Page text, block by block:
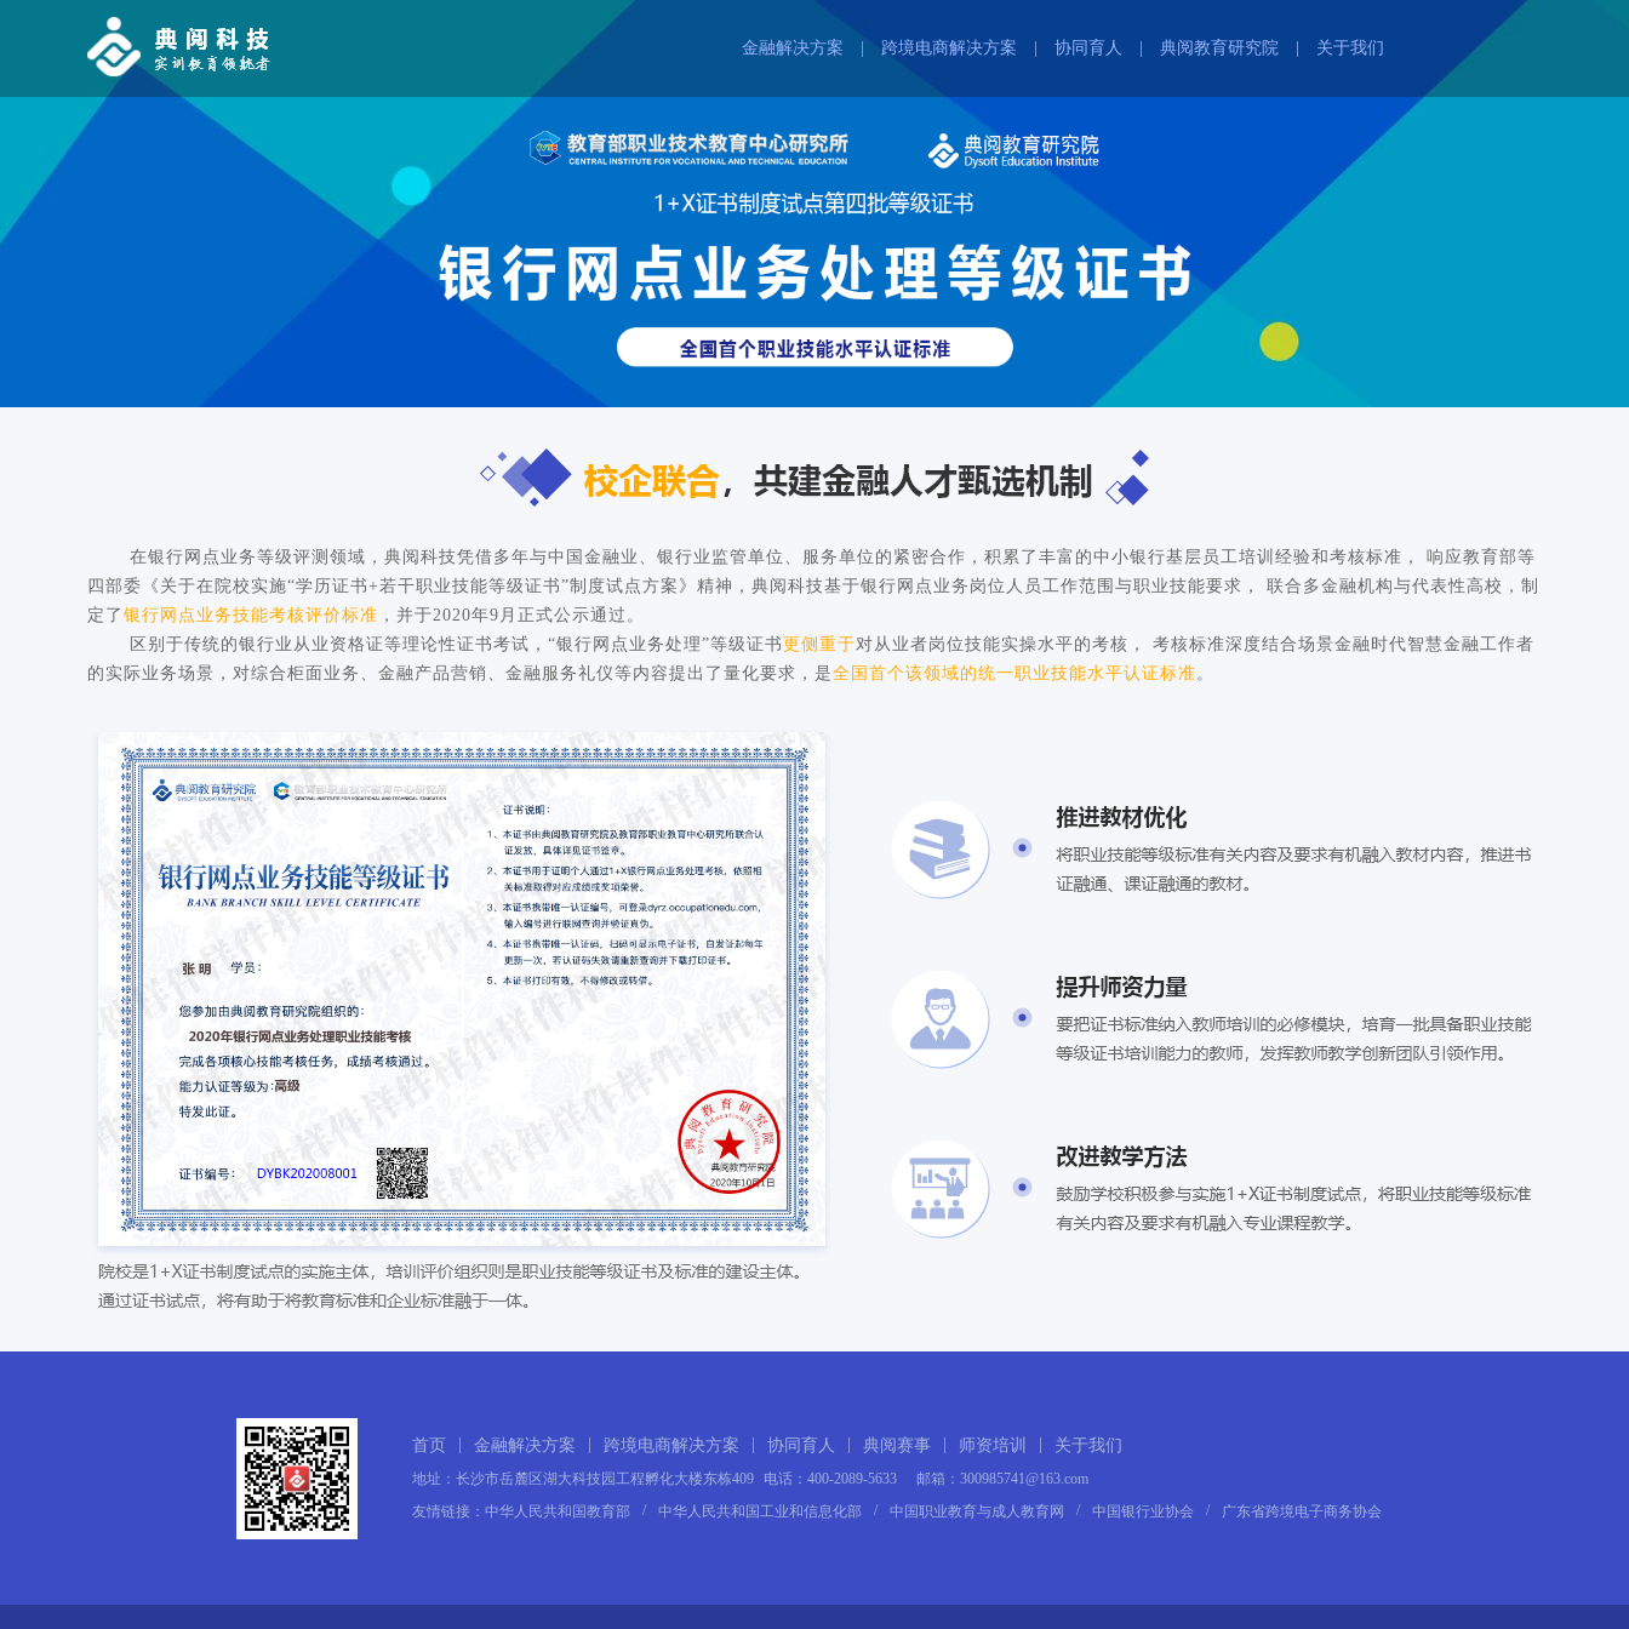
金融解决方案
专业教材选用
精品课程建设
实训体系建设
引企入教育人
创新创业孵化
客户案例
跨境电商解决方案
专业教材选用
精品课程建设
实训体系建设
引企入教育人
创新创业孵化
客户案例
协同育人 典阅教育研究院 关于我们
在银行网点业务等级评测领域，典阅科技凭借多年与中国金融业、银行业监管单位、服务单位的紧密合作，积累了丰富的中小银行基层员工培训经验和考核标准， 响应教育部等
四部委《关于在院校实施“学历证书+若干职业技能等级证书”制度试点方案》精神，典阅科技基于银行网点业务岗位人员工作范围与职业技能要求， 联合多金融机构与代表性高校，制
定了 银行网点业务技能考核评价标准 ，并于2020年9月正式公示通过。
区别于传统的银行业从业资格证等理论性证书考试，“银行网点业务处理”等级证书 更侧重于对从业者岗位技能实操水平的考核， 考核标准深度结合场景金融时代智慧金融工作者
的实际业务场景，对综合柜面业务、金融产品营销、金融服务礼仪等内容提出了量化要求，是全国首个该领域的统一职业技能水平认证标准。
首页 | 金融解决方案 | 跨境电商解决方案 | 协同育人 | 典阅赛事 | 师资培训 | 关于我们
地址：长沙市岳麓区湖大科技园工程孵化大楼东栋409 电话：400-2089-5633
邮箱：300985741@163.com
友情链接： 中华人民共和国教育部 / 中华人民共和国工业和信息化部 / 中国职业教育与成人教育网 / 中国银行业协会 / 广东省跨境电子商务协会